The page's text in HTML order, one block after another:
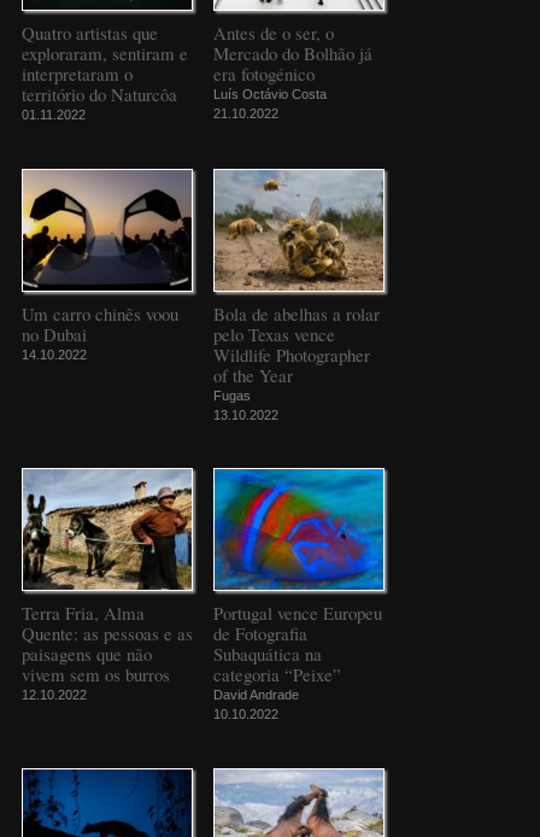
Quatro artistas que
exploraram, sentiram e
interpretaram o
território do Naturcôa
01.11.2022
Antes de o ser, o
Mercado do Bolhão já
era fotogénico
Luís Octávio Costa
21.10.2022
Um carro chinês voou
no Dubai
14.10.2022
Bola de abelhas a rolar
pelo Texas vence
Wildlife Photographer
of the Year
Fugas
13.10.2022
Terra Fria, Alma
Quente: as pessoas e as
paisagens que não
vivem sem os burros
12.10.2022
Portugal vence Europeu
de Fotografia
Subaquática na
categoria “Peixe”
David Andrade
10.10.2022